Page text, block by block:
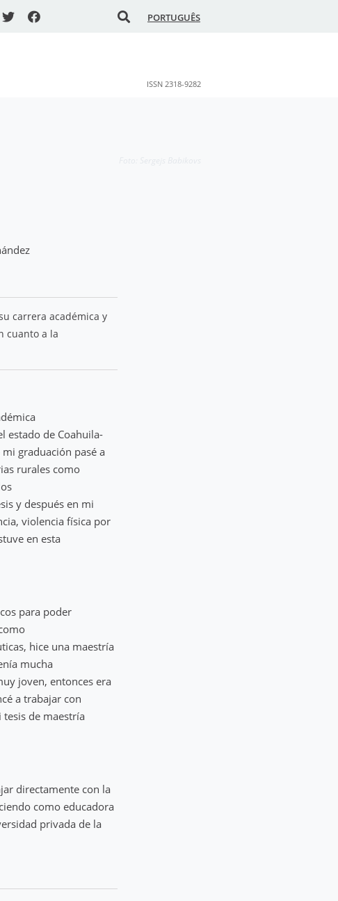
PORTUGUÊS
ISSN 2318-9282
carrera académica y
cuanto a la
estado de Coahuila-
graduación pasé a
rurales como
y después en mi
violencia física por
en esta
para poder
hice una maestría
mucha
joven, entonces era
a trabajar con
de maestría
directamente con la
como educadora
privada de la